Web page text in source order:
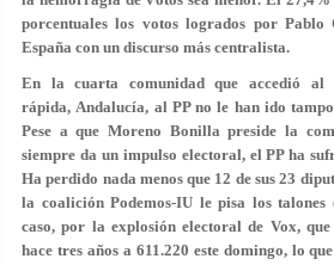
porcentuales los votos logrados por Pablo
España con un discurso más centralista.
En la cuarta comunidad que accedió
rápida, Andalucía, al PP no le han ido
Pese a que Moreno Bonilla preside la
siempre da un impulso electoral, el PP ha
Ha perdido nada menos que 12 de sus 23
la coalición Podemos-IU le pisa los talones
caso, por la explosión electoral de Vox,
hace tres años a 611.220 este domingo, lo